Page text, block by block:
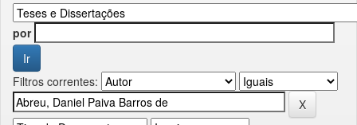
por
Filtros correntes: